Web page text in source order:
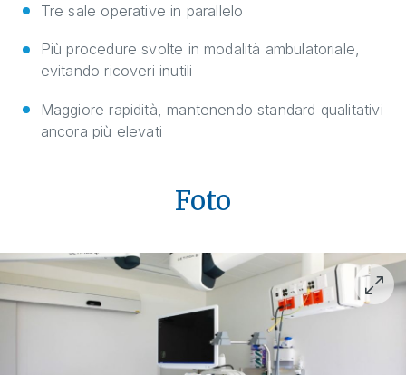
Tre sale operative in parallelo
Più procedure svolte in modalità ambulatoriale,
evitando ricoveri inutili
Maggiore rapidità, mantenendo standard qualitativi
ancora più elevati
Foto